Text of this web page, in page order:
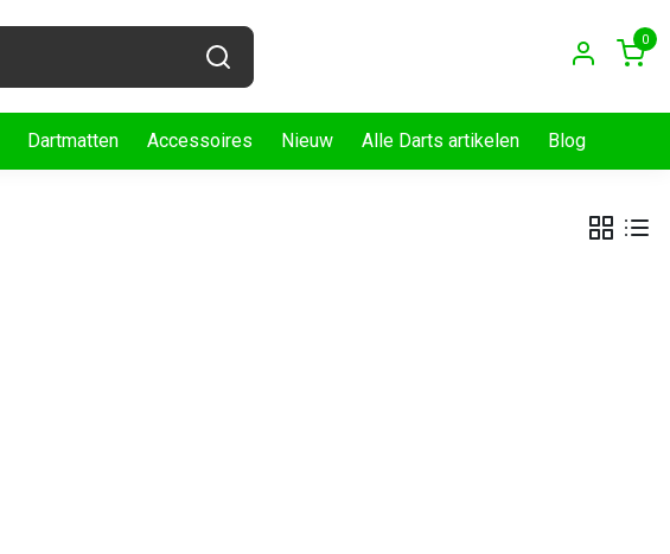
0
Dartmatten Accessoires Nieuw Alle Darts artikelen Blog